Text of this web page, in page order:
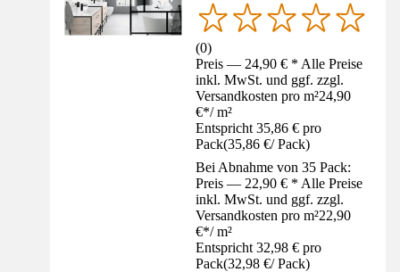
(0)
Preis — 24,90 € * Alle Preise
inkl. MwSt. und ggf. zzgl.
Versandkosten pro m²24,90
€*/ m²
Entspricht 35,86 € pro
Pack(35,86 €/ Pack)
Bei Abnahme von 35 Pack:
Preis — 22,90 € * Alle Preise
inkl. MwSt. und ggf. zzgl.
Versandkosten pro m²22,90
€*/ m²
Entspricht 32,98 € pro
Pack(32,98 €/ Pack)